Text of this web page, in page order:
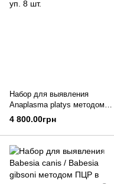
Набор для выявления
Anaplasma platys методом
ПЦР в реальном времени, уп.
4 800.00грн